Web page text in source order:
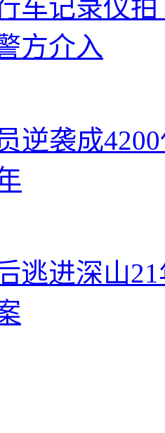
车记录仪
方介入
逆袭成
逃进深山